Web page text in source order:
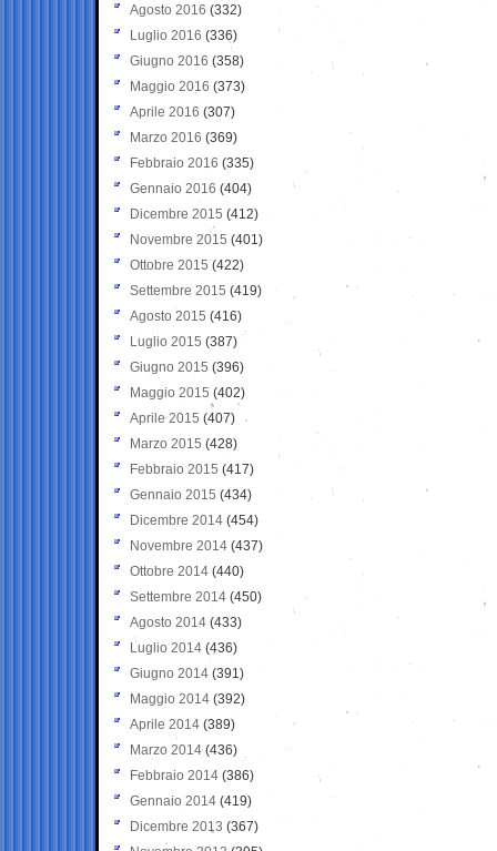
Agosto 2016 (332)
Luglio 2016 (336)
Giugno 2016 (358)
Maggio 2016 (373)
Aprile 2016 (307)
Marzo 2016 (369)
Febbraio 2016 (335)
Gennaio 2016 (404)
Dicembre 2015 (412)
Novembre 2015 (401)
Ottobre 2015 (422)
Settembre 2015 (419)
Agosto 2015 (416)
Luglio 2015 (387)
Giugno 2015 (396)
Maggio 2015 (402)
Aprile 2015 (407)
Marzo 2015 (428)
Febbraio 2015 (417)
Gennaio 2015 (434)
Dicembre 2014 (454)
Novembre 2014 (437)
Ottobre 2014 (440)
Settembre 2014 (450)
Agosto 2014 (433)
Luglio 2014 (436)
Giugno 2014 (391)
Maggio 2014 (392)
Aprile 2014 (389)
Marzo 2014 (436)
Febbraio 2014 (386)
Gennaio 2014 (419)
Dicembre 2013 (367)